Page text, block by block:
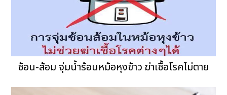
ช้อน-ส้อม จุ่มน้ำร้อนหม้อหุงข้าว ฆ่าเชื้อโรคไม่ตาย